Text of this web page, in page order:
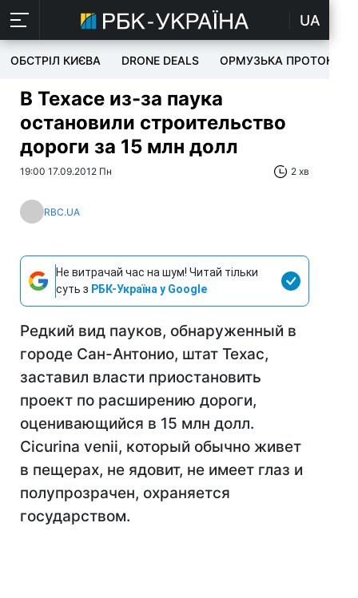
UA
ОБСТРІЛ КИЄВА DRONE DEALS ОРМУЗЬКА ПРОТОКА
В Техасе из-за паука
остановили строительство
дороги за 15 млн долл
19:00 17.09.2012 Пн 2 хв
RBC.UA
Не витрачай час на шум! Читай тільки
суть з РБК-Україна у Google
Редкий вид пауков, обнаруженный в
городе Сан-Антонио, штат Техас,
заставил власти приостановить
проект по расширению дороги,
оценивающийся в 15 млн долл.
Cicurina venii, который обычно живет
в пещерах, не ядовит, не имеет глаз и
полупрозрачен, охраняется
государством.